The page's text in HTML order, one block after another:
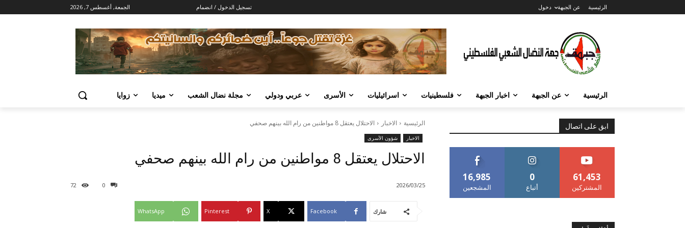
تسجيل الدخول / انضمام الجمعة, أغسطس 7, 2026 الرئيسية عن الجبهة دخول
الرئيسية عن الجبهة اخبار الجبهة فلسطينيات اسرائيليات الأسرى عربي ودولي مجلة نضال الشعب ميديا زوايا
الرئيسية الاخبار الاحتلال يعتقل 8 مواطنين من رام الله بينهم صحفي
الاخبار شؤون الأسرى
الاحتلال يعتقل 8 مواطنين من رام الله بينهم صحفي
0
72 2026/03/25
شارك Facebook
X
Pinterest
WhatsApp
ابق على اتصال
16,985
المشجعين
0
أتباع
61,453
المشتركين